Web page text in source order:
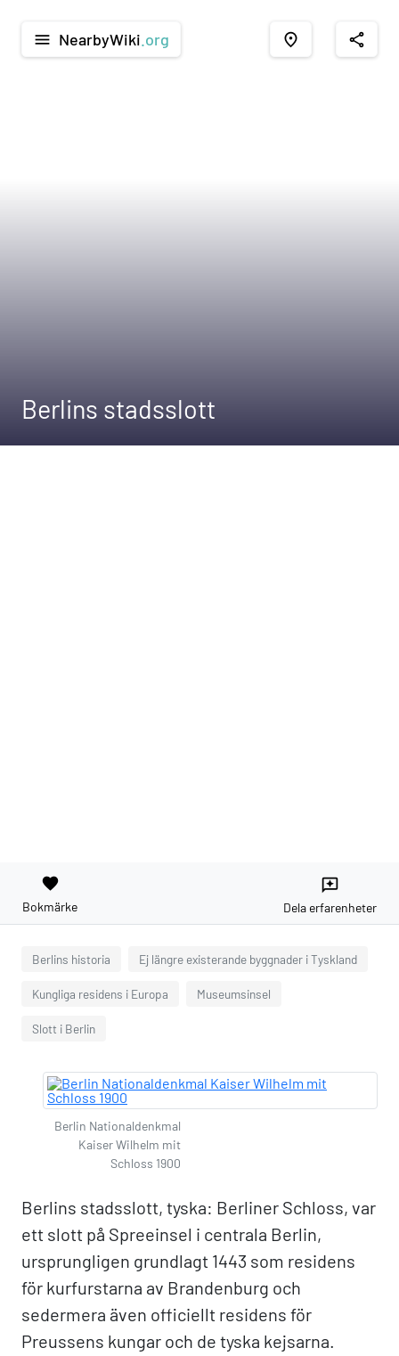
menu NearbyWiki .org place share
Berlins stadsslott
favorite
Bokmärke
reviews
Dela erfarenheter
Berlins historia Ej längre existerande byggnader i Tyskland
Kungliga residens i Europa Museumsinsel
Slott i Berlin
Berlin Nationaldenkmal
Kaiser Wilhelm mit
Schloss 1900
Berlins stadsslott, tyska: Berliner Schloss, var
ett slott på Spreeinsel i centrala Berlin,
ursprungligen grundlagt 1443 som residens
för kurfurstarna av Brandenburg och
sedermera även officiellt residens för
Preussens kungar och de tyska kejsarna.